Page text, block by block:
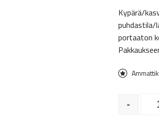
Kypärä/
puhdastila/
portaaton
RPB Z-
-